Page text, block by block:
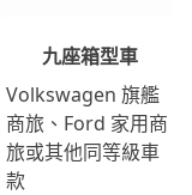
九座箱型車
Volkswagen 旗艦
商旅、Ford 家用商
旅或其他同等級車
款